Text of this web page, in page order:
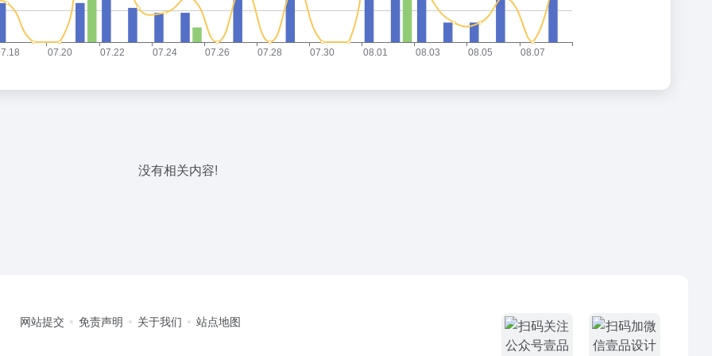
没有相关内容!
网站提交 免责声明 关于我们 站点地图